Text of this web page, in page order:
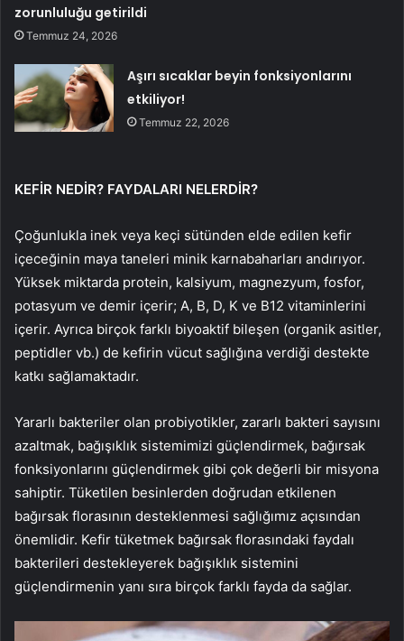
zorunluluğu getirildi
Temmuz 24, 2026
Aşırı sıcaklar beyin fonksiyonlarını
etkiliyor!
Temmuz 22, 2026
KEFİR NEDİR? FAYDALARI NELERDİR?
Çoğunlukla inek veya keçi sütünden elde edilen kefir
içeceğinin maya taneleri minik karnabaharları andırıyor.
Yüksek miktarda protein, kalsiyum, magnezyum, fosfor,
potasyum ve demir içerir; A, B, D, K ve B12 vitaminlerini
içerir. Ayrıca birçok farklı biyoaktif bileşen (organik asitler,
peptidler vb.) de kefirin vücut sağlığına verdiği destekte
katkı sağlamaktadır.
Yararlı bakteriler olan probiyotikler, zararlı bakteri sayısını
azaltmak, bağışıklık sistemimizi güçlendirmek, bağırsak
fonksiyonlarını güçlendirmek gibi çok değerli bir misyona
sahiptir. Tüketilen besinlerden doğrudan etkilenen
bağırsak florasının desteklenmesi sağlığımız açısından
önemlidir. Kefir tüketmek bağırsak florasındaki faydalı
bakterileri destekleyerek bağışıklık sistemini
güçlendirmenin yanı sıra birçok farklı fayda da sağlar.